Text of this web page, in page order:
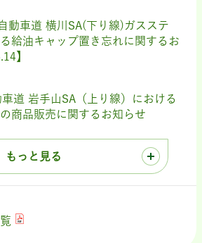
動車道 横川SA(下り線)ガスステ
給油キャップ置き忘れに関するお
】
車道 岩手山SA（上り線）における
商品販売に関するお知らせ
もっと見る